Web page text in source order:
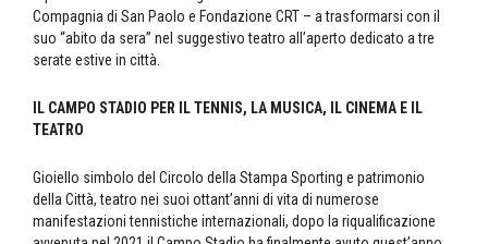
Compagnia di San Paolo e Fondazione CRT – a trasformarsi con il
suo “abito da sera” nel suggestivo teatro all’aperto dedicato a tre
serate estive in città.
IL CAMPO STADIO PER IL TENNIS, LA MUSICA, IL CINEMA E IL
TEATRO
Gioiello simbolo del Circolo della Stampa Sporting e patrimonio
della Città, teatro nei suoi ottant’anni di vita di numerose
manifestazioni tennistiche internazionali, dopo la riqualificazione